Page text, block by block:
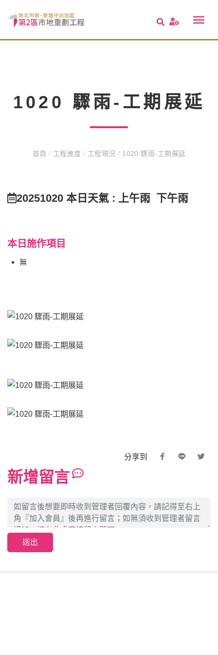
1020 驟雨-工期展延
首頁 / 工程進度/ 工程現況/ 1020 驟雨-工期展延
20251020 本日天氣 : 上午雨 下午雨
本日施作項目
無
分享到
新增留言
送出